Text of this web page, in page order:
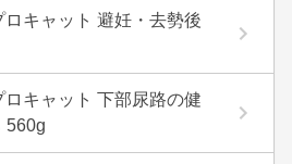
ロキャット 避妊・去勢後
ロキャット 下部尿路の健
560g